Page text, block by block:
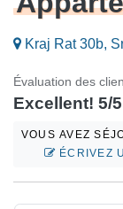
Kraj Rat 30b,
Évaluation des
Excellent! 5/5
VOUS AVEZ
ÉCRIVEZ